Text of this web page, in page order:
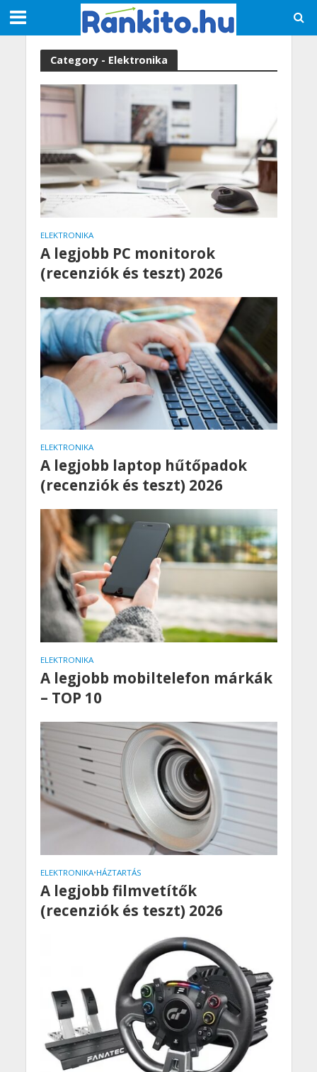
Category - Elektronika
ELEKTRONIKA
A legjobb PC monitorok
(recenziók és teszt) 2026
ELEKTRONIKA
A legjobb laptop hűtőpadok
(recenziók és teszt) 2026
ELEKTRONIKA
A legjobb mobiltelefon márkák
– TOP 10
ELEKTRONIKA•HÁZTARTÁS
A legjobb filmvetítők
(recenziók és teszt) 2026